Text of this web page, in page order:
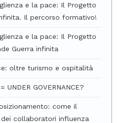
e la pace: Il Progetto
Il percorso formativo!
e la pace: Il Progetto
Guerra infinita
oltre turismo e ospitalità
UNDER GOVERNANCE?
come il
collaboratori influenza